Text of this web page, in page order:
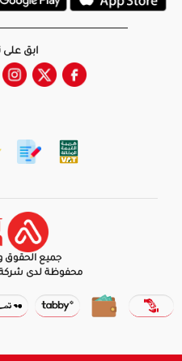
ابق
جميع الحقوق
محفوظة لدى شركة